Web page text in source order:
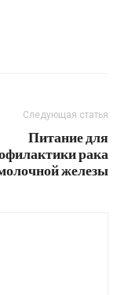
Следующая статья
Питание для
рака
железы